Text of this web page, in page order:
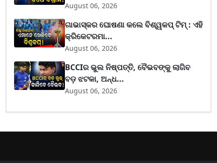
August 06, 2026
ଗାଭାସ୍କର ଘୋଷଣା କଲେ ବିଶ୍ୱକପ୍ ଟିମ୍ : ଏହି
କ୍ରିକେଟରମା...
August 06, 2026
BCCIର ଭୁଲ ନିଷ୍ପତ୍ତି, ବୈଭବଙ୍କୁ ଲାଗିବ
ବଡ଼ ଝଟକା, ଅନ୍ଧ...
August 06, 2026